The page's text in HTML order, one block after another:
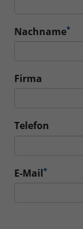
Nachname*
Firma
Telefon
E-Mail*